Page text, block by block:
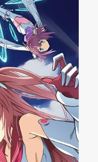
selben Zeit
mit den
Schutz und
genannten
riesige
Insel
neue Gefährten
um dem
Ouroboros, zu